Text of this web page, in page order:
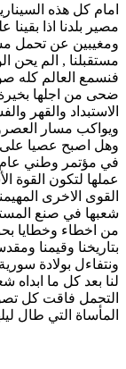
امام كل هذه
مصير بلدنا اذا
ومغيبين عن تحمل
مستقبلنا , الم يحن
فنسمع العالم كله
ضحى من اجلها
الاستبداد والقهر
ويواكب مسار
وهل اصبح عصيا على
في مؤتمر وطني عام
عملها لتكون القوة
القوى الاخرى
شعبها في صنع
من اخطاء وخطايا
بتاريخنا وقيمنا
ونتفاءل بولادة
لنا بعد كل ما
التحمل فاقت كل
المأساة التي طال